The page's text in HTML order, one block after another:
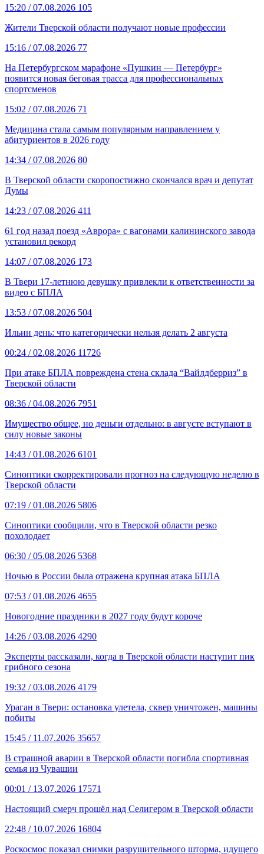
15:20 / 07.08.2026 105
Жители Тверской области получают новые профессии
15:16 / 07.08.2026 77
На Петербургском марафоне «Пушкин — Петербург»
появится новая беговая трасса для профессиональных
спортсменов
15:02 / 07.08.2026 71
Медицина стала самым популярным направлением у
абитуриентов в 2026 году
14:34 / 07.08.2026 80
В Тверской области скоропостижно скончался врач и депутат
Думы
14:23 / 07.08.2026 411
61 год назад поезд «Аврора» с вагонами калининского завода
установил рекорд
14:07 / 07.08.2026 173
В Твери 17-летнюю девушку привлекли к ответственности за
видео с БПЛА
13:53 / 07.08.2026 504
Ильин день: что категорически нельзя делать 2 августа
00:24 / 02.08.2026 11726
При атаке БПЛА повреждена стена склада “Вайлдберриз” в
Тверской области
08:36 / 04.08.2026 7951
Имущество общее, но деньги отдельно: в августе вступают в
силу новые законы
14:43 / 01.08.2026 6101
Синоптики скорректировали прогноз на следующую неделю в
Тверской области
07:19 / 01.08.2026 5806
Синоптики сообщили, что в Тверской области резко
похолодает
06:30 / 05.08.2026 5368
Ночью в России была отражена крупная атака БПЛА
07:53 / 01.08.2026 4655
Новогодние праздники в 2027 году будут короче
14:26 / 03.08.2026 4290
Эксперты рассказали, когда в Тверской области наступит пик
грибного сезона
19:32 / 03.08.2026 4179
Ураган в Твери: остановка улетела, сквер уничтожен, машины
побиты
15:45 / 11.07.2026 35657
В страшной аварии в Тверской области погибла спортивная
семья из Чувашии
00:01 / 13.07.2026 17571
Настоящий смерч прошёл над Селигером в Тверской области
22:48 / 10.07.2026 16804
Роскосмос показал снимки разрушительного шторма, идущего